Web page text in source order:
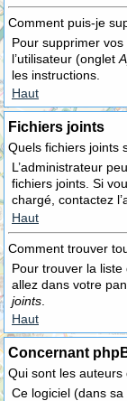
Comment puis-je
Pour supprimer
l’utilisateur (onglet
les instructions.
Haut
Fichiers joints
Quels fichiers joints
L’administrateur
fichiers joints. Si
chargé, contactez
Haut
Comment trouver
Pour trouver la liste
allez dans votre
joints
Haut
Concernant
Qui sont les auteurs
Ce logiciel (dans